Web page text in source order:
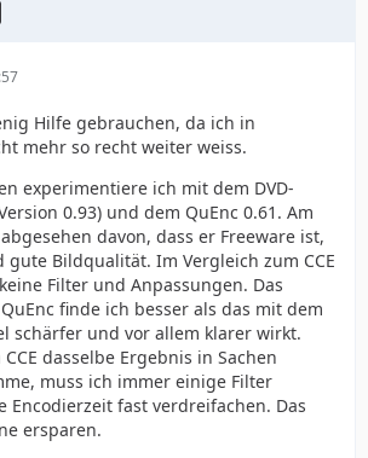
Hilfe gebrauchen, da ich in
mehr so recht weiter weiss.
experimentiere ich mit dem DVD-
0.93) und dem QuEnc 0.61. Am
davon, dass er Freeware ist,
Bildqualität. Im Vergleich zum CCE
Filter und Anpassungen. Das
finde ich besser als das mit dem
schärfer und vor allem klarer wirkt.
dasselbe Ergebnis in Sachen
muss ich immer einige Filter
Encodierzeit fast verdreifachen. Das
ersparen.